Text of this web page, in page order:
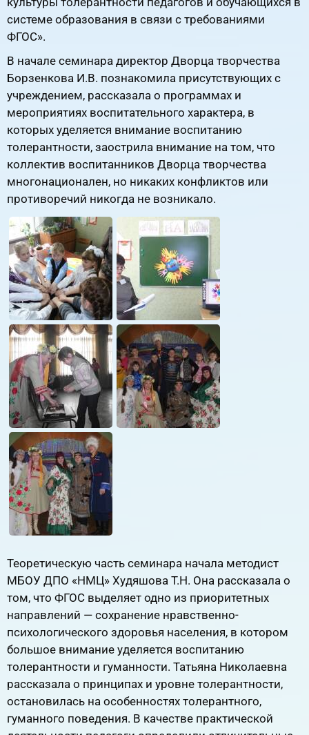
системе образования в связи с требованиями
ФГОС».
В начале семинара директор Дворца творчества
Борзенкова И.В. познакомила присутствующих с
учреждением, рассказала о программах и
мероприятиях воспитательного характера, в
которых уделяется внимание воспитанию
толерантности, заострила внимание на том, что
коллектив воспитанников Дворца творчества
многонационален, но никаких конфликтов или
противоречий никогда не возникало.
Теоретическую часть семинара начала методист
МБОУ ДПО «НМЦ» Худяшова Т.Н. Она рассказала о
том, что ФГОС выделяет одно из приоритетных
направлений — сохранение нравственно-
психологического здоровья населения, в котором
большое внимание уделяется воспитанию
толерантности и гуманности. Татьяна Николаевна
рассказала о принципах и уровне толерантности,
остановилась на особенностях толерантного,
гуманного поведения. В качестве практической